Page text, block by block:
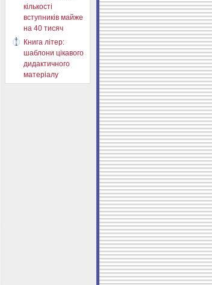
кількості
вступників майже
на 40 тисяч
Книга літер:
шаблони цікавого
дидактичного
матеріалу